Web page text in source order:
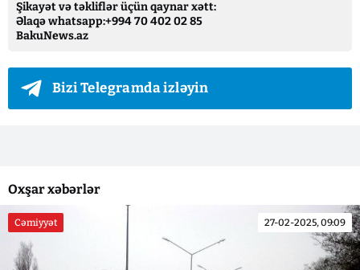
Şikayət və təkliflər üçün qaynar xətt:
Əlaqə whatsapp:+994 70 402 02 85
BakuNews.az
Bizi Telegramda izləyin
Oxşar xəbərlər
Cəmiyyət 27-02-2025, 09:09